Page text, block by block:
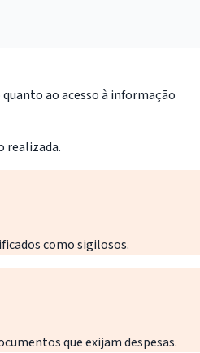
ao acesso à informação
realizada.
como sigilosos.
que exijam despesas.